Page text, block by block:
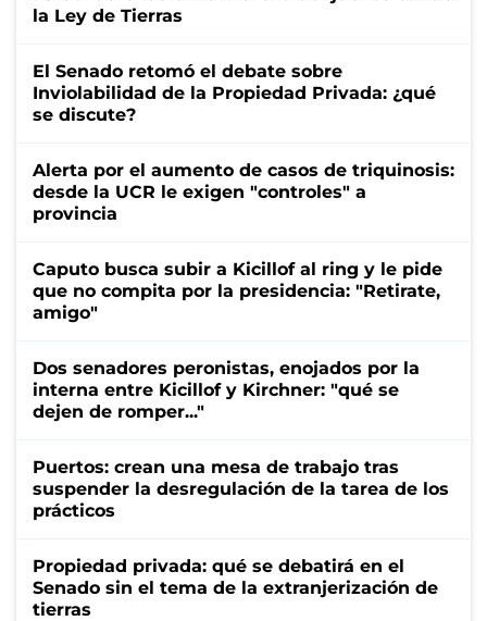
la Ley de Tierras
El Senado retomó el debate sobre
Inviolabilidad de la Propiedad Privada: ¿qué
se discute?
Alerta por el aumento de casos de triquinosis:
desde la UCR le exigen "controles" a
provincia
Caputo busca subir a Kicillof al ring y le pide
que no compita por la presidencia: "Retirate,
amigo"
Dos senadores peronistas, enojados por la
interna entre Kicillof y Kirchner: "qué se
dejen de romper..."
Puertos: crean una mesa de trabajo tras
suspender la desregulación de la tarea de los
prácticos
Propiedad privada: qué se debatirá en el
Senado sin el tema de la extranjerización de
tierras